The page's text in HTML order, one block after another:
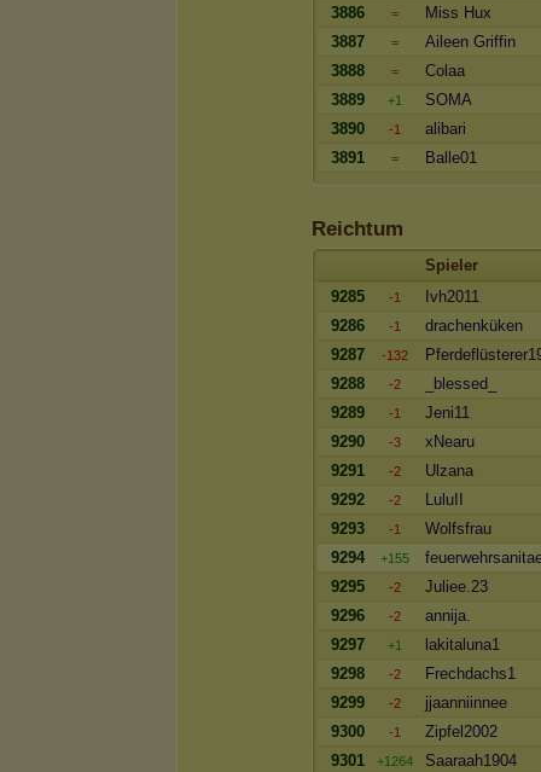
3886
=
Miss Hux
3887
=
Aileen Griffin
3888
=
Colaa
3889
+1
SOMA
3890
-1
alibari
3891
= Balle01
Reichtum
Spieler
9285
-1
Ivh2011
9286
-1
drachenküken
9287
-132
9288
-2
_blessed_
9289
-1
Jeni11
9290
-3
xNearu
9291
-2
Ulzana
9292
-2
LuluII
9293
-1
Wolfsfrau
9294
+155
9295
-2
Juliee.23
9296
-2
annija.
9297
+1
lakitaluna1
9298
-2
Frechdachs1
9299
-2
jjaanniinnee
9300
-1
Zipfel2002
9301
+1264
Saaraah1904